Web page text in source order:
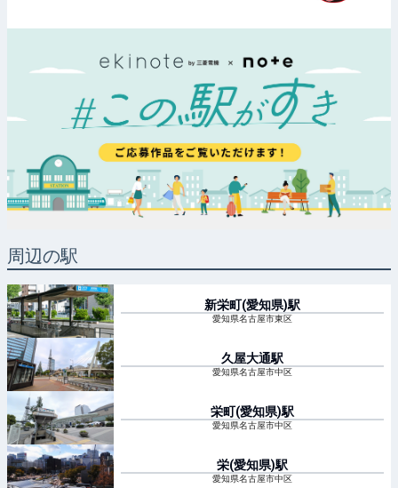
周辺の駅
新栄町(愛知県)駅
愛知県名古屋市東区
久屋大通駅
愛知県名古屋市中区
栄町(愛知県)駅
愛知県名古屋市中区
栄(愛知県)駅
愛知県名古屋市中区